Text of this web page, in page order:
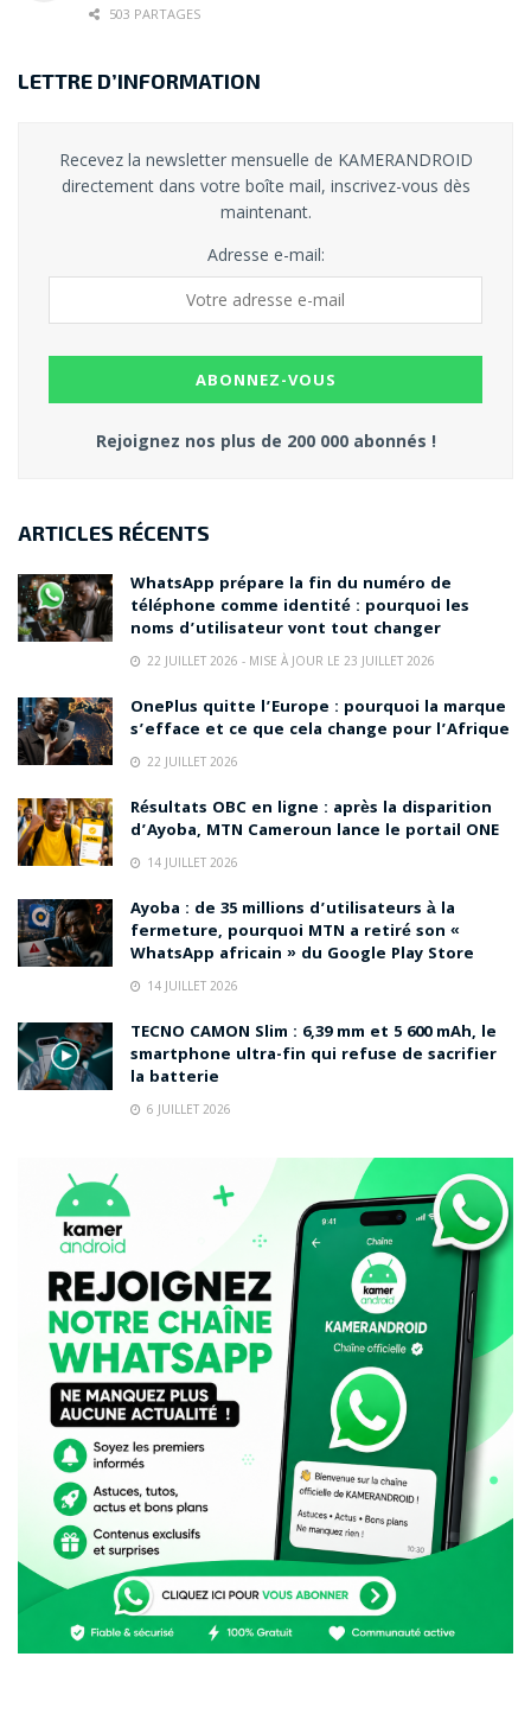
503 PARTAGES
LETTRE D’INFORMATION
Recevez la newsletter mensuelle de KAMERANDROID
directement dans votre boîte mail, inscrivez-vous dès
maintenant.
Adresse e-mail:
Rejoignez nos plus de 200 000 abonnés !
ARTICLES RÉCENTS
WhatsApp prépare la fin du numéro de
téléphone comme identité : pourquoi les
noms d’utilisateur vont tout changer
22 JUILLET 2026 - MISE À JOUR LE 23 JUILLET 2026
OnePlus quitte l’Europe : pourquoi la marque
s’efface et ce que cela change pour l’Afrique
22 JUILLET 2026
Résultats OBC en ligne : après la disparition
d’Ayoba, MTN Cameroun lance le portail ONE
14 JUILLET 2026
Ayoba : de 35 millions d’utilisateurs à la
fermeture, pourquoi MTN a retiré son «
WhatsApp africain » du Google Play Store
14 JUILLET 2026
TECNO CAMON Slim : 6,39 mm et 5 600 mAh, le
smartphone ultra-fin qui refuse de sacrifier
la batterie
6 JUILLET 2026